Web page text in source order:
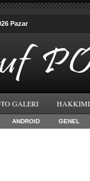
Pazar
GALERI
ANDROID GENEL